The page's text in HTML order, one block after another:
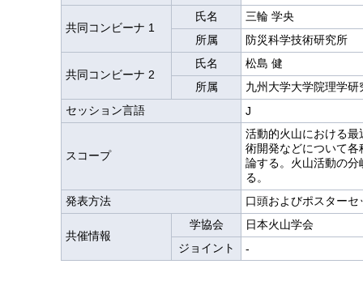
共同コンビーナ 1
氏名
三輪 学央
所属
防災科学技術研究所
共同コンビーナ 2
氏名
松島 健
所属
九州大学大学院理学
セッション言語
J
スコープ
活動的火山における
術開発などについて
論する。火山活動の
る。
発表方法
口頭およびポスターセ
共催情報
学協会
日本火山学会
ジョイント
-